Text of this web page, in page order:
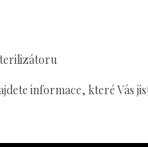
informace, které Vás